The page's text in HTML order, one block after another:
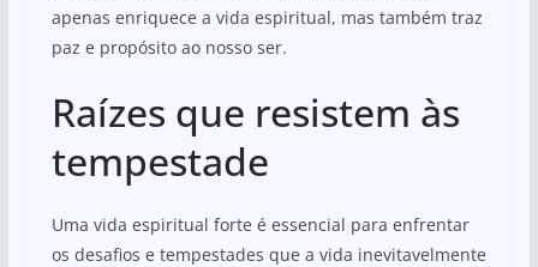
apenas enriquece a vida espiritual, mas também traz
paz e propósito ao nosso ser.
Raízes que resistem às
tempestade
Uma vida espiritual forte é essencial para enfrentar
os desafios e tempestades que a vida inevitavelmente